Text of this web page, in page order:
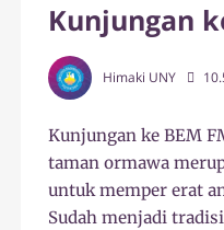
Kunjungan
Himaki UNY
Kunjungan ke BEM
taman ormawa
untuk memper erat
Sudah menjadi